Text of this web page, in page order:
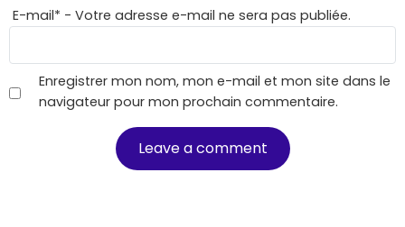
E-mail* - Votre adresse e-mail ne sera pas publiée.
Enregistrer mon nom, mon e-mail et mon site dans le
navigateur pour mon prochain commentaire.